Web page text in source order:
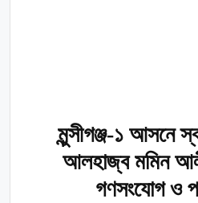
মুন্সীগঞ্জ-১ আসনে
আলহাজ্ব মমিন
গণসংযোগ ও